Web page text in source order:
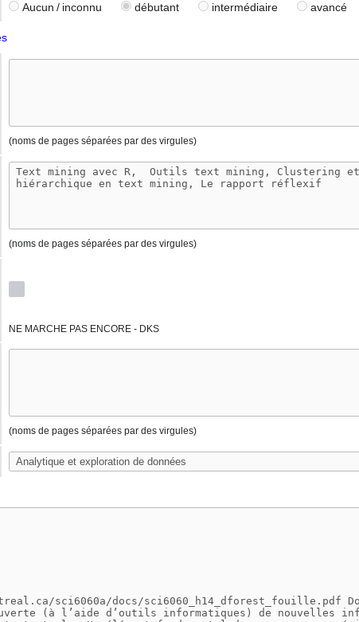
Aucun / inconnu débutant intermédiaire avancé
(noms de pages séparées par des virgules)
(noms de pages séparées par des virgules)
NE MARCHE PAS ENCORE - DKS
(noms de pages séparées par des virgules)